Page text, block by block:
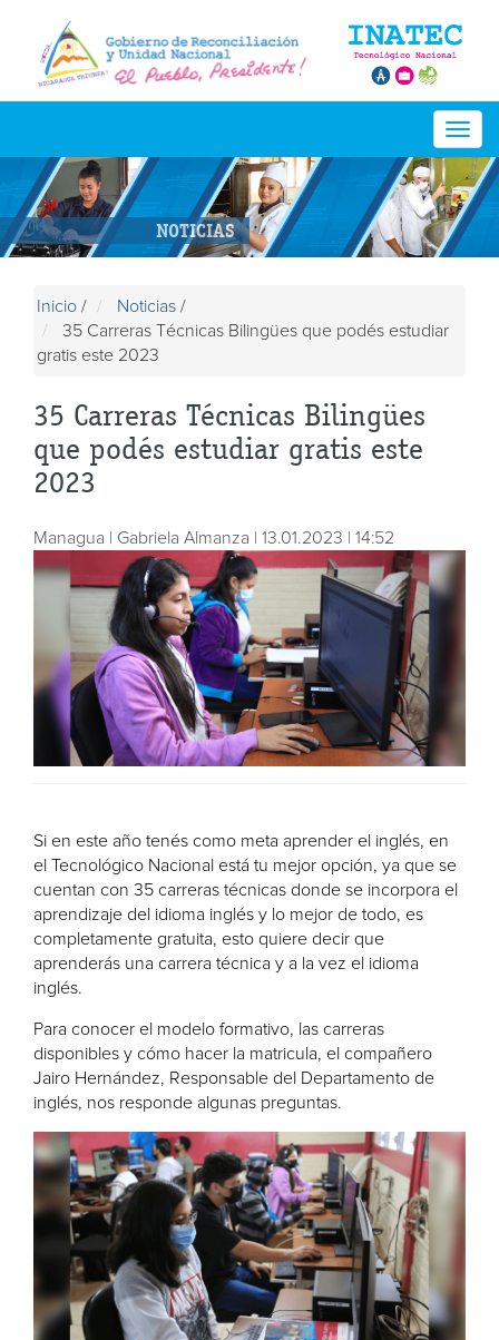
NOTICIAS
Inicio / Noticias /
35 Carreras Técnicas Bilingües que podés estudiar
gratis este 2023
35 Carreras Técnicas Bilingües
que podés estudiar gratis este
2023
Managua | Gabriela Almanza | 13.01.2023 | 14:52
Si en este año tenés como meta aprender el inglés, en
el Tecnológico Nacional está tu mejor opción, ya que se
cuentan con 35 carreras técnicas donde se incorpora el
aprendizaje del idioma inglés y lo mejor de todo, es
completamente gratuita, esto quiere decir que
aprenderás una carrera técnica y a la vez el idioma
inglés.
Para conocer el modelo formativo, las carreras
disponibles y cómo hacer la matricula, el compañero
Jairo Hernández, Responsable del Departamento de
inglés, nos responde algunas preguntas.